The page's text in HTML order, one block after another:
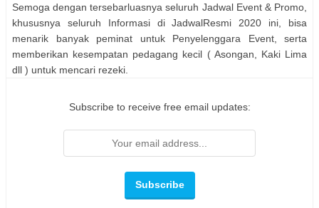
Semoga dengan tersebarluasnya seluruh Jadwal Event & Promo,
khususnya seluruh Informasi di JadwalResmi 2020 ini, bisa
menarik banyak peminat untuk Penyelenggara Event, serta
memberikan kesempatan pedagang kecil ( Asongan, Kaki Lima
dll ) untuk mencari rezeki.
Subscribe to receive free email updates: